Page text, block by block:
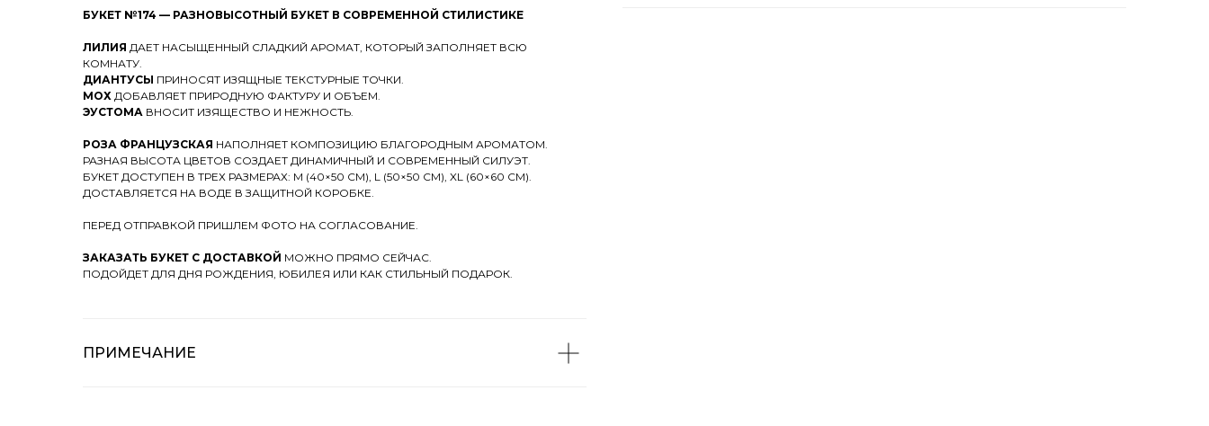
БУКЕТ №174 — РАЗНОВЫСОТНЫЙ БУКЕТ В СОВРЕМЕННОЙ СТИЛИСТИКЕ
ЛИЛИЯ ДАЕТ НАСЫЩЕННЫЙ СЛАДКИЙ АРОМАТ, КОТОРЫЙ ЗАПОЛНЯЕТ ВСЮ
КОМНАТУ.
ДИАНТУСЫ ПРИНОСЯТ ИЗЯЩНЫЕ ТЕКСТУРНЫЕ ТОЧКИ.
МОХ ДОБАВЛЯЕТ ПРИРОДНУЮ ФАКТУРУ И ОБЪЕМ.
ЭУСТОМА ВНОСИТ ИЗЯЩЕСТВО И НЕЖНОСТЬ.
РОЗА ФРАНЦУЗСКАЯ НАПОЛНЯЕТ КОМПОЗИЦИЮ БЛАГОРОДНЫМ АРОМАТОМ.
РАЗНАЯ ВЫСОТА ЦВЕТОВ СОЗДАЕТ ДИНАМИЧНЫЙ И СОВРЕМЕННЫЙ СИЛУЭТ.
БУКЕТ ДОСТУПЕН В ТРЕХ РАЗМЕРАХ: M (40×50 СМ), L (50×50 СМ), XL (60×60 СМ).
ДОСТАВЛЯЕТСЯ НА ВОДЕ В ЗАЩИТНОЙ КОРОБКЕ.
ПЕРЕД ОТПРАВКОЙ ПРИШЛЕМ ФОТО НА СОГЛАСОВАНИЕ.
ЗАКАЗАТЬ БУКЕТ С ДОСТАВКОЙ МОЖНО ПРЯМО СЕЙЧАС.
ПОДОЙДЕТ ДЛЯ ДНЯ РОЖДЕНИЯ, ЮБИЛЕЯ ИЛИ КАК СТИЛЬНЫЙ ПОДАРОК.
ПРИМЕЧАНИЕ